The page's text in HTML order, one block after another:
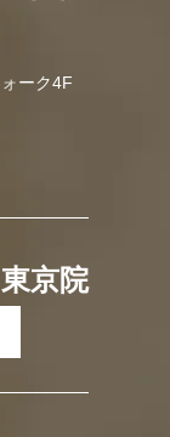
ーク4F
東京院